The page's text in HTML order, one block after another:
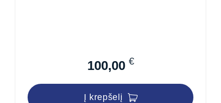
100,00 €
Į krepšelį